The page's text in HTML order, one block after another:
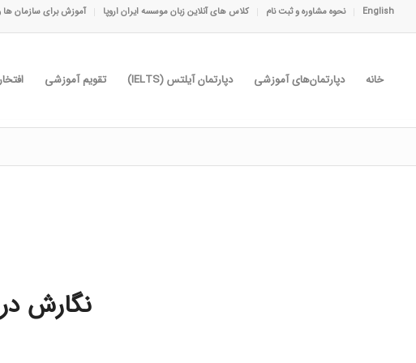
English نحوه مشاوره و ثبت نام کلاس های آنلاین زبان موسسه ایران اروپا آموزش برای سازمان ها
خانه دپارتمان‌های آموزشی دپارتمان آیلتس (IELTS) تقویم آموزشی
نگارش